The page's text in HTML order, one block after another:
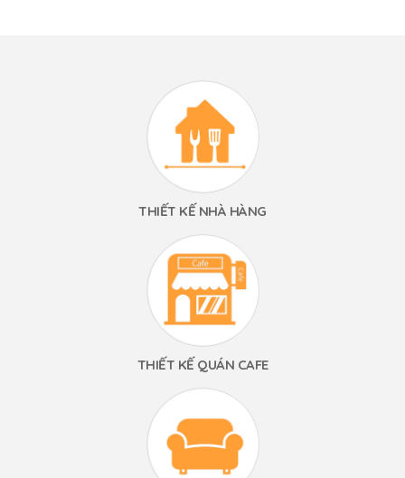
THIẾT KẾ NHÀ HÀNG
THIẾT KẾ QUÁN CAFE